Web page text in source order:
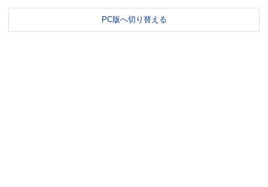
PC版へ切り替える